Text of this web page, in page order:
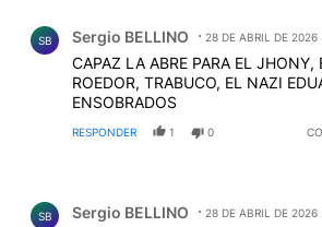
SB Sergio BELLINO 28 DE ABRIL DE 2026
CAPAZ LA ABRE PARA EL JHONY,
ROEDOR, TRABUCO, EL NAZI
ENSOBRADOS
RESPONDER 1 0
SB Sergio BELLINO 28 DE ABRIL DE 2026